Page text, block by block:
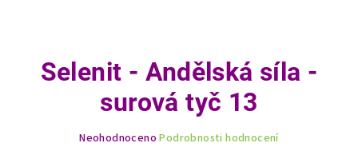
Selenit - Andělská síla -
surová tyč 13
Neohodnoceno Podrobnosti hodnocení